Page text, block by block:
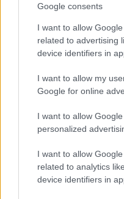
Google consents
I want to allow
related to advertising
device identifiers in
I want to allow my
Google for online
I want to allow
personalized
I want to allow
related to analytics
device identifiers in
Iniciarse en
La ciencia ciudadana